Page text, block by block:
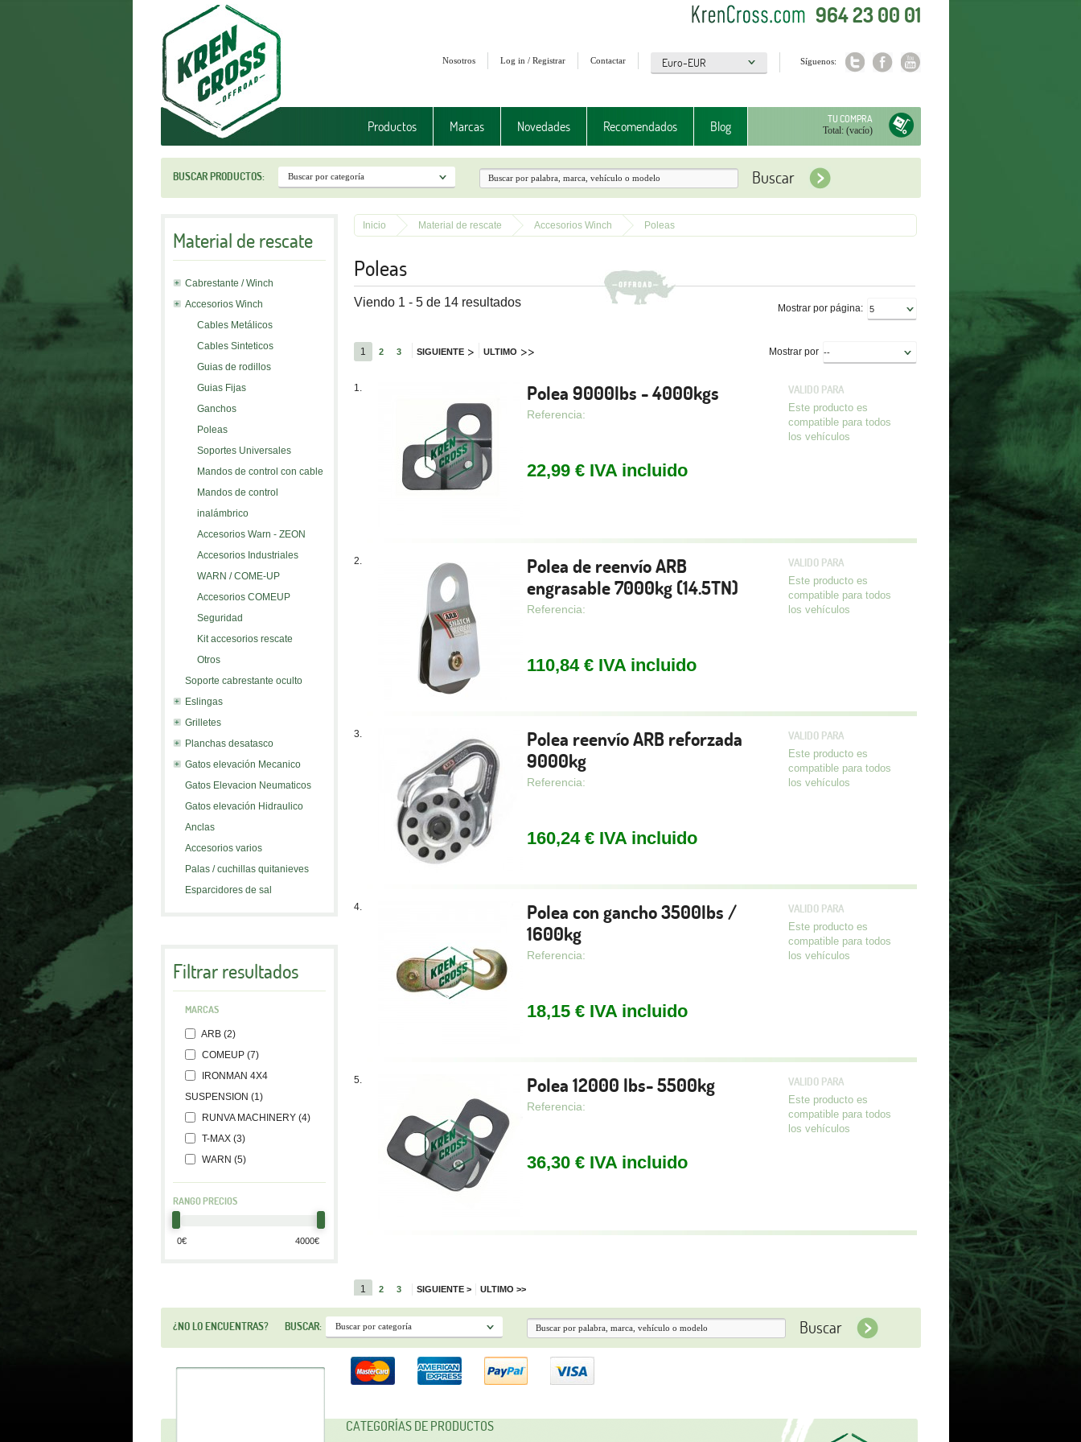
964 23 00 01
Síguenos:
Contactar
Log in / Registrar
Nosotros
TU COMPRA
Total: (vacío)
Productos Marcas Novedades Recomendados Blog
BUSCAR PRODUCTOS:
Material de rescate
Cabrestante / Winch
Accesorios Winch
Cables Metálicos
Cables Sinteticos
Guias de rodillos
Guias Fijas
Ganchos
Poleas
Soportes Universales
Mandos de control con cable
Mandos de control
inalámbrico
Accesorios Warn - ZEON
Accesorios Industriales
WARN / COME-UP
Accesorios COMEUP
Seguridad
Kit accesorios rescate
Otros
Soporte cabrestante oculto
Eslingas
Grilletes
Planchas desatasco
Gatos elevación Mecanico
Gatos Elevacion Neumaticos
Gatos elevación Hidraulico
Anclas
Accesorios varios
Palas / cuchillas quitanieves
Esparcidores de sal
Filtrar resultados
MARCAS
ARB (2)
COMEUP (7)
IRONMAN 4X4
SUSPENSION (1)
RUNVA MACHINERY (4)
T-MAX (3)
WARN (5)
RANGO PRECIOS
Inicio Material de rescate Accesorios Winch Poleas
Poleas
Viendo 1 - 5 de 14 resultados Mostrar por página:
1 2 3 SIGUIENTE> ULTIMO >> Mostrar por
1. Polea 9000lbs - 4000kgs
Referencia:
22,99 € IVA incluido
VALIDO PARA
Este producto es
compatible para todos
los vehículos
2.
Polea de reenvío ARB
engrasable 7000kg (14.5TN)
Referencia:
110,84 € IVA incluido
VALIDO PARA
Este producto es
compatible para todos
los vehículos
3.
Polea reenvío ARB reforzada
9000kg
Referencia:
160,24 € IVA incluido
VALIDO PARA
Este producto es
compatible para todos
los vehículos
4.
Polea con gancho 3500lbs /
1600kg
Referencia:
18,15 € IVA incluido
VALIDO PARA
Este producto es
compatible para todos
los vehículos
5. Polea 12000 lbs- 5500kg
Referencia:
36,30 € IVA incluido
VALIDO PARA
Este producto es
compatible para todos
los vehículos
1 2 3 SIGUIENTE> ULTIMO >>
¿NO LO ENCUENTRAS? BUSCAR:
CATEGORÍAS DE PRODUCTOS